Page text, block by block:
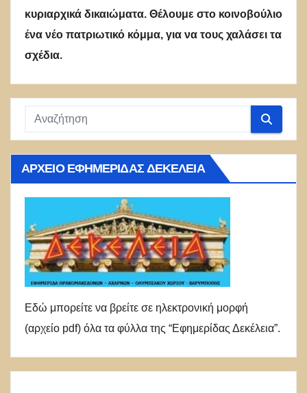
κυριαρχικά δικαιώματα. Θέλουμε στο κοινοβούλιο
ένα νέο πατριωτικό κόμμα, για να τους χαλάσει τα
σχέδια.
ΑΡΧΕΊΟ ΕΦΗΜΕΡΊΔΑΣ ΔΕΚΈΛΕΙΑ
Εδώ μπορείτε να βρείτε σε ηλεκτρονική μορφή
(αρχείο pdf) όλα τα φύλλα της “Εφημερίδας Δεκέλεια”.